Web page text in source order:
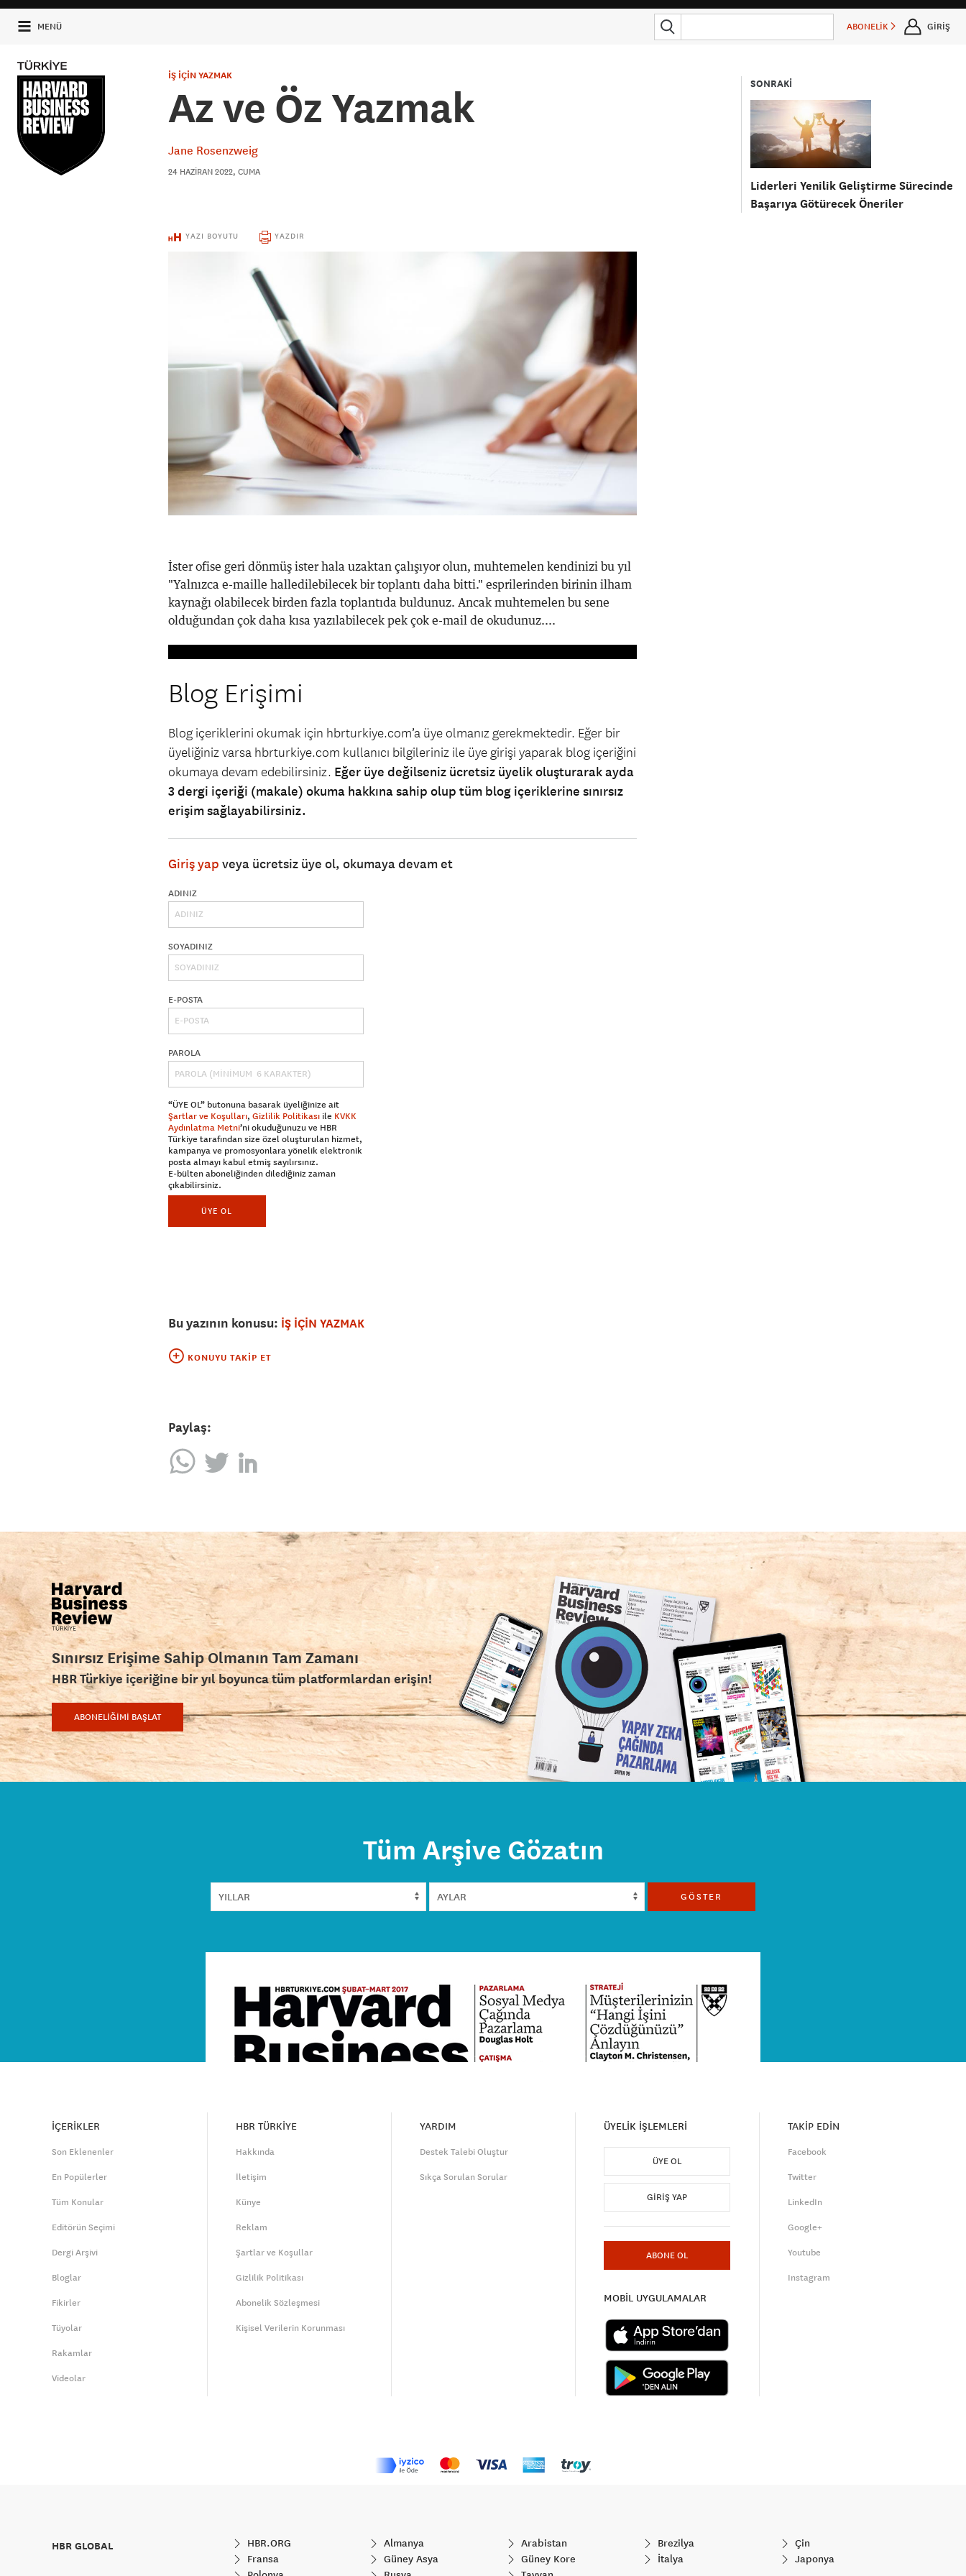
MENÜ ABONELİK GİRİŞ
SONRAKİ
Liderleri Yenilik Geliştirme Sürecinde
Başarıya Götürecek Öneriler
İŞ İÇİN YAZMAK
Az ve Öz Yazmak
Jane Rosenzweig
24 HAZIRAN 2022, CUMA
YAZI BOYUTU YAZDIR
İster ofise geri dönmüş ister hala uzaktan çalışıyor olun, muhtemelen kendinizi bu yıl
"Yalnızca e-maille halledilebilecek bir toplantı daha bitti." esprilerinden birinin ilham
kaynağı olabilecek birden fazla toplantıda buldunuz. Ancak muhtemelen bu sene
olduğundan çok daha kısa yazılabilecek pek çok e-mail de okudunuz....
Blog Erişimi
Blog içeriklerini okumak için hbrturkiye.com’a üye olmanız gerekmektedir. Eğer bir
üyeliğiniz varsa hbrturkiye.com kullanıcı bilgileriniz ile üye girişi yaparak blog içeriğini
okumaya devam edebilirsiniz. Eğer üye değilseniz ücretsiz üyelik oluşturarak ayda
3 dergi içeriği (makale) okuma hakkına sahip olup tüm blog içeriklerine sınırsız
erişim sağlayabilirsiniz.
Giriş yap veya ücretsiz üye ol, okumaya devam et
ADINIZ
SOYADINIZ
E-POSTA
PAROLA
“ÜYE OL” butonuna basarak üyeliğinize ait
Şartlar ve Koşulları, Gizlilik Politikası ile KVKK
Aydınlatma Metni’ni okuduğunuzu ve HBR
Türkiye tarafından size özel oluşturulan hizmet,
kampanya ve promosyonlara yönelik elektronik
posta almayı kabul etmiş sayılırsınız.
E-bülten aboneliğinden dilediğiniz zaman
çıkabilirsiniz.
ÜYE OL
Bu yazının konusu: İŞ İÇİN YAZMAK
KONUYU TAKIP ET
Paylaş:
Sınırsız Erişime Sahip Olmanın Tam Zamanı
HBR Türkiye içeriğine bir yıl boyunca tüm platformlardan erişin!
ABONELİĞİMİ BAŞLAT
Tüm Arşive Gözatın
GÖSTER
İÇERİKLER
Son Eklenenler
En Popülerler
Tüm Konular
Editörün Seçimi
Dergi Arşivi
Bloglar
Fikirler
Tüyolar
Rakamlar
Videolar
HBR TÜRKİYE
Hakkında
İletişim
Künye
Reklam
Şartlar ve Koşullar
Gizlilik Politikası
Abonelik Sözleşmesi
Kişisel Verilerin Korunması
YARDIM
Destek Talebi Oluştur
Sıkça Sorulan Sorular
ÜYELİK İŞLEMLERİ
ÜYE OL
GIRIŞ YAP
ABONE OL
MOBİL UYGULAMALAR
TAKİP EDİN
Facebook
Twitter
LinkedIn
Google+
Youtube
Instagram
HBR GLOBAL HBR.ORG Almanya Arabistan Brezilya
Çin
Fransa
Güney Asya Güney Kore İtalya
Japonya